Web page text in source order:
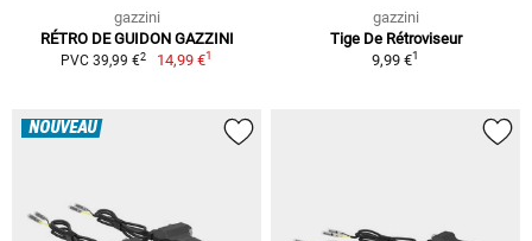
gazzini
RÉTRO DE GUIDON GAZZINI
PVC 39,99 €2 14,99 €1
gazzini
Tige De Rétroviseur
9,99 €1
NOUVEAU